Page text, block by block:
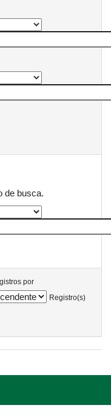
de busca.
por
Registro(s)